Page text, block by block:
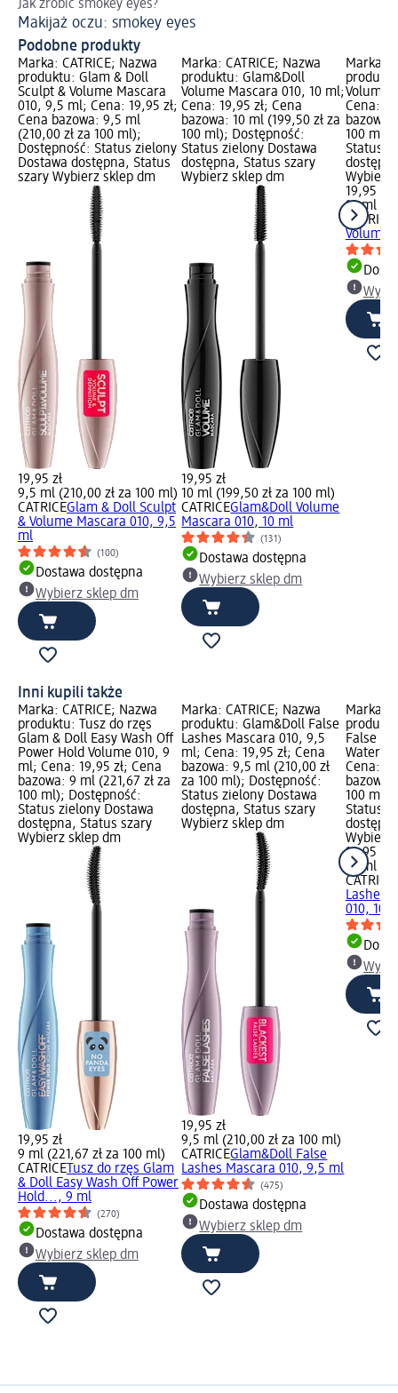
Jak zrobić smokey eyes?
Makijaż oczu: smokey eyes
Podobne produkty
Marka: CATRICE; Nazwa
produktu: Glam & Doll
Sculpt & Volume Mascara
010, 9,5 ml; Cena: 19,95 zł;
Cena bazowa: 9,5 ml
(210,00 zł za 100 ml);
Dostępność: Status zielony
Dostawa dostępna, Status
szary Wybierz sklep dm
19,95 zł
9,5 ml (210,00 zł za 100 ml)
CATRICEGlam & Doll Sculpt
& Volume Mascara 010, 9,5
ml
(100)
Dostawa dostępna
Wybierz sklep dm
Marka: CATRICE; Nazwa
produktu: Glam&Doll
Volume Mascara 010, 10 ml;
Cena: 19,95 zł; Cena
bazowa: 10 ml (199,50 zł za
100 ml); Dostępność:
Status zielony Dostawa
dostępna, Status szary
Wybierz sklep dm
19,95 zł
10 ml (199,50 zł za 100 ml)
CATRICEGlam&Doll Volume
Mascara 010, 10 ml
(131)
Dostawa dostępna
Wybierz sklep dm
Marka:
Volume
Cena:
bazowa:
100 ml);
Status
Wybierz
19,95 zł
10 ml
CATRICE
Volume
Inni kupili także
Marka: CATRICE; Nazwa
produktu: Tusz do rzęs
Glam & Doll Easy Wash Off
Power Hold Volume 010, 9
ml; Cena: 19,95 zł; Cena
bazowa: 9 ml (221,67 zł za
100 ml); Dostępność:
Status zielony Dostawa
dostępna, Status szary
Wybierz sklep dm
19,95 zł
9 ml (221,67 zł za 100 ml)
CATRICETusz do rzęs Glam
& Doll Easy Wash Off Power
Hold..., 9 ml
(270)
Dostawa dostępna
Wybierz sklep dm
Marka: CATRICE; Nazwa
produktu: Glam&Doll False
Lashes Mascara 010, 9,5
ml; Cena: 19,95 zł; Cena
bazowa: 9,5 ml (210,00 zł
za 100 ml); Dostępność:
Status zielony Dostawa
dostępna, Status szary
Wybierz sklep dm
19,95 zł
9,5 ml (210,00 zł za 100 ml)
CATRICEGlam&Doll False
Lashes Mascara 010, 9,5 ml
(475)
Dostawa dostępna
Wybierz sklep dm
Marka:
False
Cena:
bazowa:
100 ml);
Status
Wybierz
19,95 zł
10 ml
CATRICE
Lashes
010, 10